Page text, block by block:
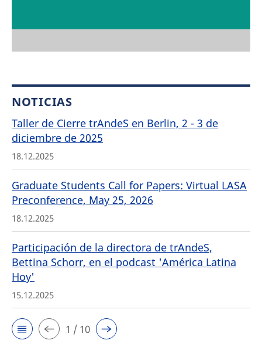
NOTICIAS
Taller de Cierre trAndeS en Berlin, 2 - 3 de
diciembre de 2025
18.12.2025
Graduate Students Call for Papers: Virtual LASA
Preconference, May 25, 2026
18.12.2025
Participación de la directora de trAndeS,
Bettina Schorr, en el podcast 'América Latina
Hoy'
15.12.2025
1 / 10